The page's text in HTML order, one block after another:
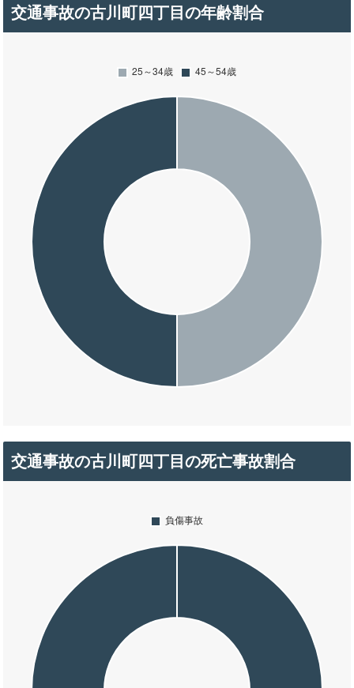
交通事故の古川町四丁目の年齢割合
交通事故の古川町四丁目の死亡事故割合